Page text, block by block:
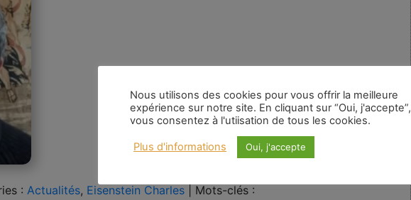
: Actualités, Eisenstein Charles
Mots-clés :
Nous utilisons des cookies pour vous offrir la meilleure
expérience sur notre site. En cliquant sur “Oui, j'accepte”,
vous consentez à l'utiisation de tous les cookies.
Plus d'informations Oui, j'accepte